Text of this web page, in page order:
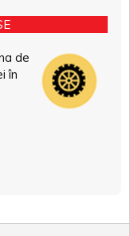
de
în